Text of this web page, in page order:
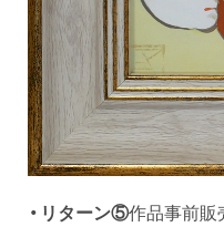
・リターン⑤作品事前販